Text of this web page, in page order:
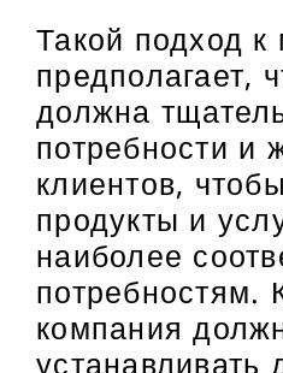
Такой подход к
предполагает,
должна
потребности и
клиентов,
продукты и
наиболее
потребностям.
компания
устанавливать